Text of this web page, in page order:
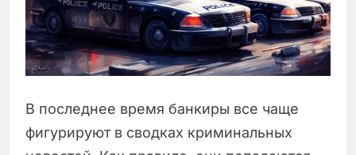
В последнее время банкиры все чаще
фигурируют в сводках криминальных